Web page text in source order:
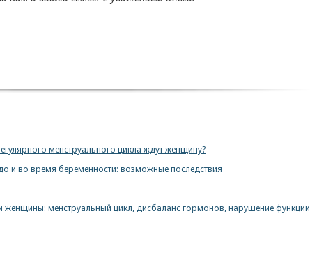
менструального цикла ждут женщину?
и во время беременности: возможные последствия
женщины: менструальный цикл, дисбаланс гормонов, нарушение функции